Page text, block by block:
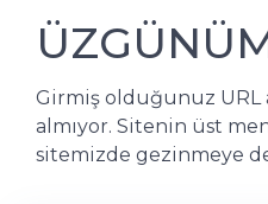
Girmiş olduğunuz URL
almıyor. Sitenin üst
sitemizde gezinmeye